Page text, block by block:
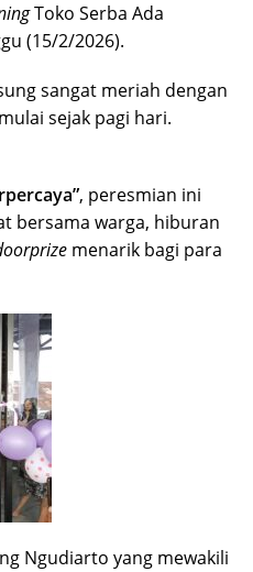
Toko Serba Ada
(15/2/2026).
sangat meriah dengan
sejak pagi hari.
, peresmian ini
bersama warga, hiburan
menarik bagi para
Ngudiarto yang mewakili